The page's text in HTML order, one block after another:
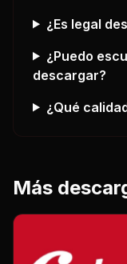
¿Es legal
¿Puedo
descargar?
¿Qué
Más